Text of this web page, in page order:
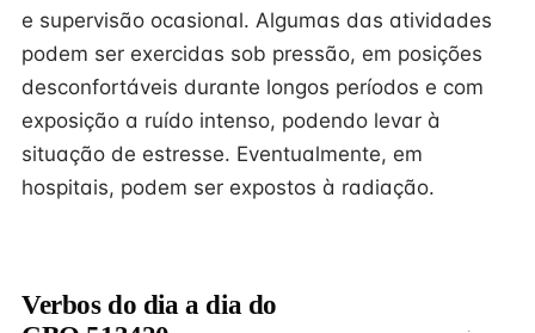
e supervisão ocasional. Algumas das atividades
podem ser exercidas sob pressão, em posições
desconfortáveis durante longos períodos e com
exposição a ruído intenso, podendo levar à
situação de estresse. Eventualmente, em
hospitais, podem ser expostos à radiação.
Verbos do dia a dia do